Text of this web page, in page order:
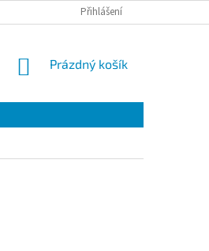
Přihlášení
NÁKUPNÍ
Prázdný košík